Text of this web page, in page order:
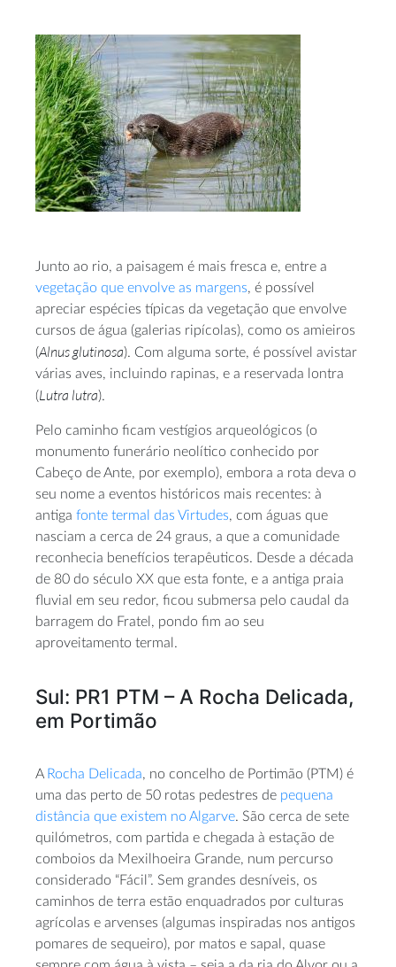
Junto ao rio, a paisagem é mais fresca e, entre a
vegetação que envolve as margens, é possível
apreciar espécies típicas da vegetação que envolve
cursos de água (galerias ripícolas), como os amieiros
(Alnus glutinosa). Com alguma sorte, é possível avistar
várias aves, incluindo rapinas, e a reservada lontra
(Lutra lutra).
Pelo caminho ficam vestígios arqueológicos (o
monumento funerário neolítico conhecido por
Cabeço de Ante, por exemplo), embora a rota deva o
seu nome a eventos históricos mais recentes: à
antiga fonte termal das Virtudes, com águas que
nasciam a cerca de 24 graus, a que a comunidade
reconhecia benefícios terapêuticos. Desde a década
de 80 do século XX que esta fonte, e a antiga praia
fluvial em seu redor, ficou submersa pelo caudal da
barragem do Fratel, pondo fim ao seu
aproveitamento termal.
Sul: PR1 PTM – A Rocha Delicada,
em Portimão
A Rocha Delicada, no concelho de Portimão (PTM) é
uma das perto de 50 rotas pedestres de pequena
distância que existem no Algarve. São cerca de sete
quilómetros, com partida e chegada à estação de
comboios da Mexilhoeira Grande, num percurso
considerado “Fácil”. Sem grandes desníveis, os
caminhos de terra estão enquadrados por culturas
agrícolas e arvenses (algumas inspiradas nos antigos
pomares de sequeiro), por matos e sapal, quase